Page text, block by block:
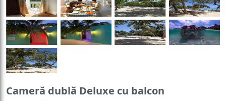
Cameră dublă Deluxe cu balcon